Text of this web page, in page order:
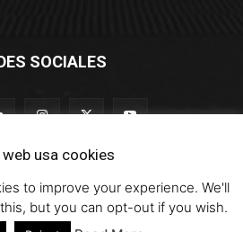
SOCIALES
Eyes - Travel Magazine (Versión 4.0)
web usa cookies
to improve your experience. We'll
but you can opt-out if you wish.